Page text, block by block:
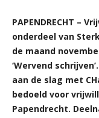
PAPENDRECHT –
onderdeel van
de maand
‘Wervend
aan de slag met
bedoeld voor
Papendrecht.